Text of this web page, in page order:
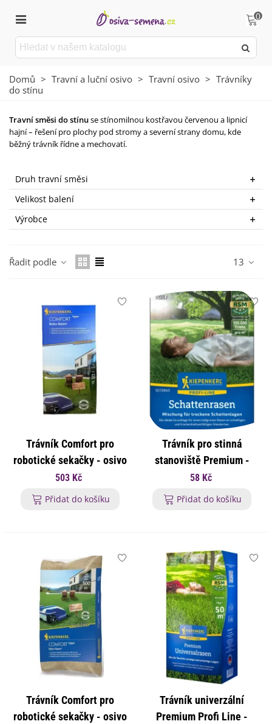
0
Domů > Travní a luční osivo > Travní osivo > Trávníky
do stínu
Travní směsi do stínuse stínomilnou kostřavou červenou a lipnicí
hajní – řešení pro plochy pod stromy a severní strany domu, kde
běžný trávník řídne a mechovatí.
Druh travní směsi
Velikost balení
Výrobce
Řadit podle 13
Trávník Comfort pro
robotické sekačky - osivo
Kiepenkerl - 1 kg
503 Kč
Přidat do košíku
Trávník pro stinná
stanoviště Premium -
osivo Kiepenkerl - směs -
25 g
58 Kč
Přidat do košíku
Trávník Comfort pro
robotické sekačky - osivo
Trávník univerzální
Premium Profi Line -